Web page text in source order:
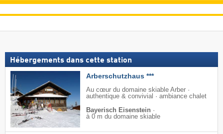
Hébergements dans cette station
Arberschutzhaus ***
Au cœur du domaine skiable Arber ·
authentique & convivial · ambiance chalet
Bayerisch Eisenstein ·
à 0 m du domaine skiable